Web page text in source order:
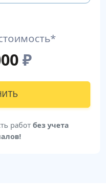
₽
работ без учета